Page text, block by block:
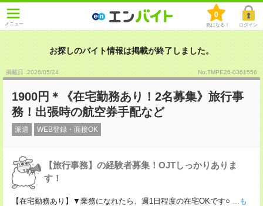
メニュー
0
気になる！ ログイン
お探しのバイト情報は掲載が終了しました。
掲載日 :2026/05/24 No.TMPE26-0361556
1900円＊《在宅勤務あり！2名募集》旅行事
務！出張時の航空券手配など
派遣 WEB登録・面接OK
【旅行事務】の経験者募集！OJTしっかりありま
す！
【在宅勤務あり】▼業務になれたら、週1日程度の在宅OKです○ ...も